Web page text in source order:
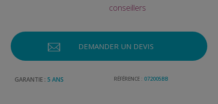
conseillers
DEMANDER UN DEVIS
GARANTIE : 5 ANS RÉFÉRENCE : 072005BB